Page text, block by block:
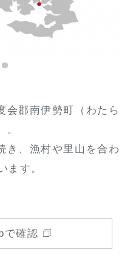
会郡南伊勢町（わたら
き、漁村や里山を合わ
ます。
で確認